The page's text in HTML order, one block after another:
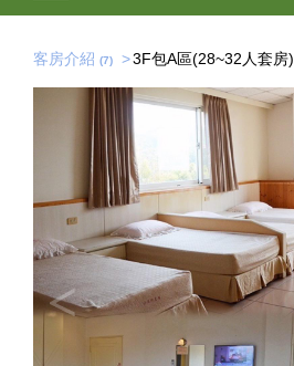
客房介紹 7 3F包A區(28~32人套房)